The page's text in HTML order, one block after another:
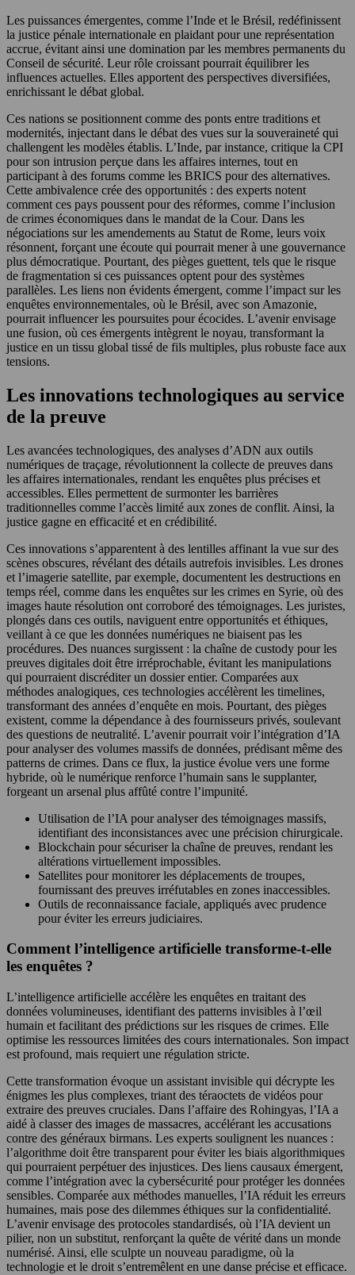
Les puissances émergentes, comme l’Inde et le Brésil, redéfinissent
la justice pénale internationale en plaidant pour une représentation
accrue, évitant ainsi une domination par les membres permanents du
Conseil de sécurité. Leur rôle croissant pourrait équilibrer les
influences actuelles. Elles apportent des perspectives diversifiées,
enrichissant le débat global.
Ces nations se positionnent comme des ponts entre traditions et
modernités, injectant dans le débat des vues sur la souveraineté qui
challengent les modèles établis. L’Inde, par instance, critique la CPI
pour son intrusion perçue dans les affaires internes, tout en
participant à des forums comme les BRICS pour des alternatives.
Cette ambivalence crée des opportunités : des experts notent
comment ces pays poussent pour des réformes, comme l’inclusion
de crimes économiques dans le mandat de la Cour. Dans les
négociations sur les amendements au Statut de Rome, leurs voix
résonnent, forçant une écoute qui pourrait mener à une gouvernance
plus démocratique. Pourtant, des pièges guettent, tels que le risque
de fragmentation si ces puissances optent pour des systèmes
parallèles. Les liens non évidents émergent, comme l’impact sur les
enquêtes environnementales, où le Brésil, avec son Amazonie,
pourrait influencer les poursuites pour écocides. L’avenir envisage
une fusion, où ces émergents intègrent le noyau, transformant la
justice en un tissu global tissé de fils multiples, plus robuste face aux
tensions.
Les innovations technologiques au service
de la preuve
Les avancées technologiques, des analyses d’ADN aux outils
numériques de traçage, révolutionnent la collecte de preuves dans
les affaires internationales, rendant les enquêtes plus précises et
accessibles. Elles permettent de surmonter les barrières
traditionnelles comme l’accès limité aux zones de conflit. Ainsi, la
justice gagne en efficacité et en crédibilité.
Ces innovations s’apparentent à des lentilles affinant la vue sur des
scènes obscures, révélant des détails autrefois invisibles. Les drones
et l’imagerie satellite, par exemple, documentent les destructions en
temps réel, comme dans les enquêtes sur les crimes en Syrie, où des
images haute résolution ont corroboré des témoignages. Les juristes,
plongés dans ces outils, naviguent entre opportunités et éthiques,
veillant à ce que les données numériques ne biaisent pas les
procédures. Des nuances surgissent : la chaîne de custody pour les
preuves digitales doit être irréprochable, évitant les manipulations
qui pourraient discréditer un dossier entier. Comparées aux
méthodes analogiques, ces technologies accélèrent les timelines,
transformant des années d’enquête en mois. Pourtant, des pièges
existent, comme la dépendance à des fournisseurs privés, soulevant
des questions de neutralité. L’avenir pourrait voir l’intégration d’IA
pour analyser des volumes massifs de données, prédisant même des
patterns de crimes. Dans ce flux, la justice évolue vers une forme
hybride, où le numérique renforce l’humain sans le supplanter,
forgeant un arsenal plus affûté contre l’impunité.
Utilisation de l’IA pour analyser des témoignages massifs,
identifiant des inconsistances avec une précision chirurgicale.
Blockchain pour sécuriser la chaîne de preuves, rendant les
altérations virtuellement impossibles.
Satellites pour monitorer les déplacements de troupes,
fournissant des preuves irréfutables en zones inaccessibles.
Outils de reconnaissance faciale, appliqués avec prudence
pour éviter les erreurs judiciaires.
Comment l’intelligence artificielle transforme-t-elle
les enquêtes ?
L’intelligence artificielle accélère les enquêtes en traitant des
données volumineuses, identifiant des patterns invisibles à l’œil
humain et facilitant des prédictions sur les risques de crimes. Elle
optimise les ressources limitées des cours internationales. Son impact
est profound, mais requiert une régulation stricte.
Cette transformation évoque un assistant invisible qui décrypte les
énigmes les plus complexes, triant des téraoctets de vidéos pour
extraire des preuves cruciales. Dans l’affaire des Rohingyas, l’IA a
aidé à classer des images de massacres, accélérant les accusations
contre des généraux birmans. Les experts soulignent les nuances :
l’algorithme doit être transparent pour éviter les biais algorithmiques
qui pourraient perpétuer des injustices. Des liens causaux émergent,
comme l’intégration avec la cybersécurité pour protéger les données
sensibles. Comparée aux méthodes manuelles, l’IA réduit les erreurs
humaines, mais pose des dilemmes éthiques sur la confidentialité.
L’avenir envisage des protocoles standardisés, où l’IA devient un
pilier, non un substitut, renforçant la quête de vérité dans un monde
numérisé. Ainsi, elle sculpte un nouveau paradigme, où la
technologie et le droit s’entremêlent en une danse précise et efficace.